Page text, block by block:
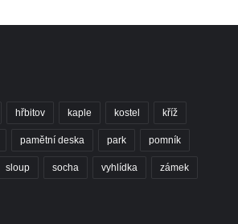
hřbitov kaple kostel kříž
pamětní deska park pomník
sloup socha vyhlídka zámek